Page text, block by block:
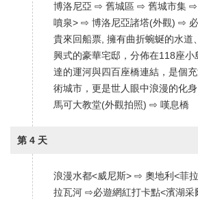
博洛尼亞 ⇨ 舊城區 ⇨ 舊城市集 ⇨
噴泉> ⇨ 博洛尼亞諸塔(外觀) ⇨
貴來回船票, 擁有曲折蜿蜒的水道
興式的豪華宅邸，分佈在118座小
達的運河與四百座橋連結，是個
術城市，更是世人眼中浪漫的化
馬可大教堂(外觀拍照) ⇨ 嘆息橋
第 4 天
浪漫水都<威尼斯> ⇨ 奧地利<菲
拉瓦河 ⇨必遊網紅打卡點<濱湖